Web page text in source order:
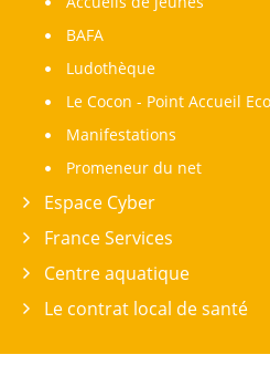
BAFA
Ludothèque
Le Cocon - Point Accueil
Manifestations
Promeneur du net
Espace Cyber
France Services
Centre aquatique
Le contrat local de santé